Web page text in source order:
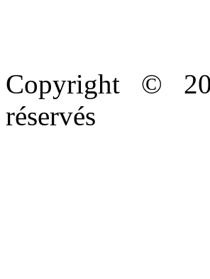
Copyright ©
réservés